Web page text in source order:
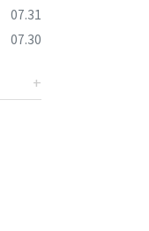
등록일
07.31
등록일
07.30